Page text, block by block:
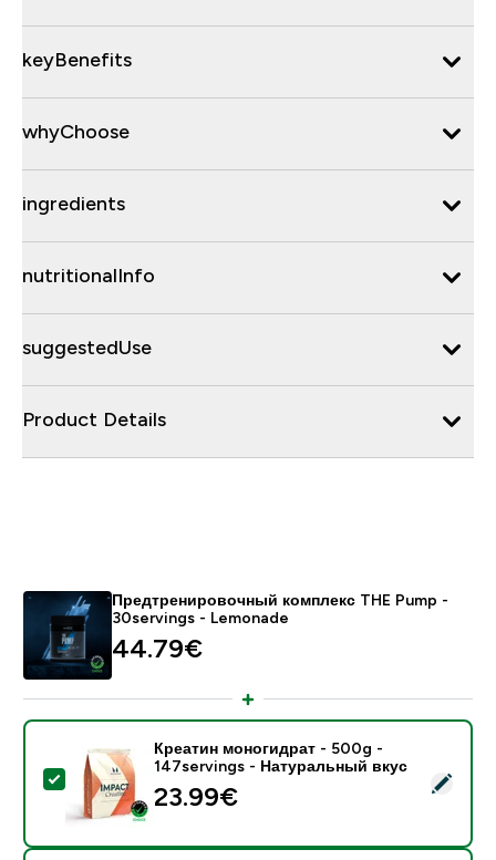
keyBenefits
whyChoose
ingredients
nutritionalInfo
suggestedUse
Product Details
Предтренировочный комплекс THE Pump -
30servings - Lemonade
44.79€‎
- Креатин моногидрат - 500g - 147servings -
Креатин моногидрат - 500g -
147servings - Натуральный вкус
23.99€‎